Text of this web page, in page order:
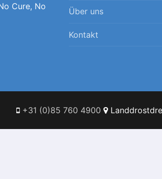
Cure, No
Über uns
Kontakt
+31 (0)85 760 4900